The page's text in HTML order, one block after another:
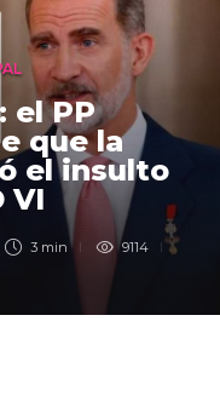
el PP
que la
el insulto
VI
3 min 9114